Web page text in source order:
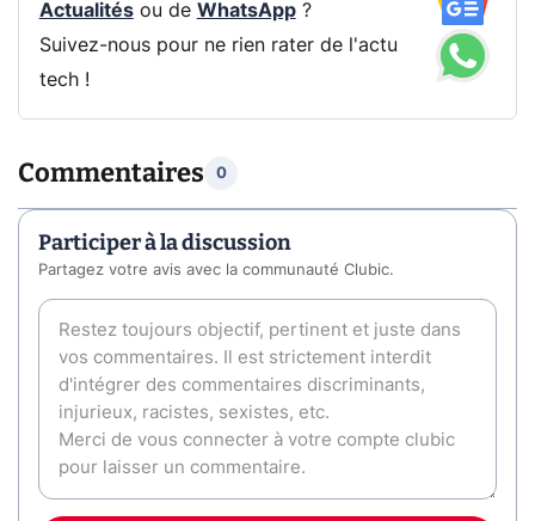
Actualitésou de WhatsApp?
Suivez-nous pour ne rien rater de l'actu
tech !
Commentaires 0
Participer à la discussion
Partagez votre avis avec la communauté Clubic.